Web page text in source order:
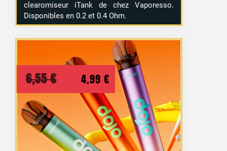
clearomiseur iTank de chez Vaporesso.
Disponibles en 0.2 et 0.4 Ohm.
6,55€
Le
prix
initial
était :
4,99 € Le
prix
actuel
est :